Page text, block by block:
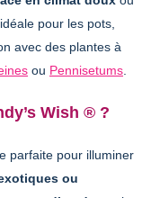
pour les pots,
avec des plantes à
ou Pennisetums
Wish ® ?
parfaite pour illuminer
ou